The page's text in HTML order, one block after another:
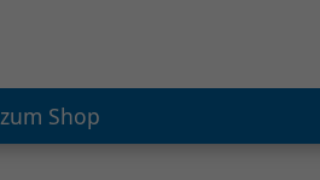
zum Shop